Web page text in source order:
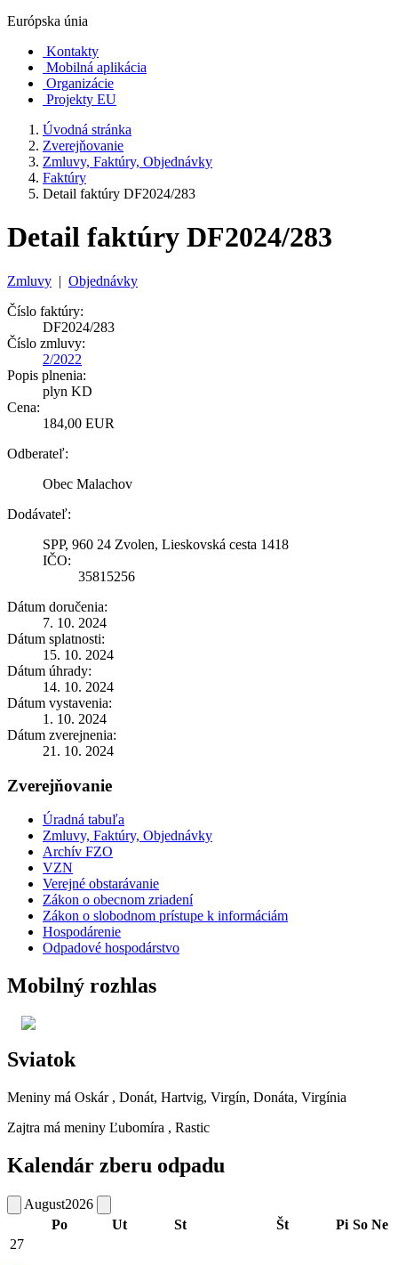
Európska únia
Kontakty
Mobilná aplikácia
Organizácie
Projekty EU
Úvodná stránka
Zverejňovanie
Zmluvy, Faktúry, Objednávky
Faktúry
Detail faktúry DF2024/283
Detail faktúry DF2024/283
Zmluvy | Objednávky
Číslo faktúry:
DF2024/283
Číslo zmluvy:
2/2022
Popis plnenia:
plyn KD
Cena:
184,00 EUR
Odberateľ:
Obec Malachov
Dodávateľ:
SPP, 960 24 Zvolen, Lieskovská cesta 1418
IČO:
35815256
Dátum doručenia:
7. 10. 2024
Dátum splatnosti:
15. 10. 2024
Dátum úhrady:
14. 10. 2024
Dátum vystavenia:
1. 10. 2024
Dátum zverejnenia:
21. 10. 2024
Zverejňovanie
Úradná tabuľa
Zmluvy, Faktúry, Objednávky
Archív FZO
VZN
Verejné obstarávanie
Zákon o obecnom zriadení
Zákon o slobodnom prístupe k informáciám
Hospodárenie
Odpadové hospodárstvo
Mobilný rozhlas
Sviatok
Meniny má Oskár , Donát, Hartvig, Virgín, Donáta, Virgínia
Zajtra má meniny Ľubomíra , Rastic
Kalendár zberu odpadu
August2026
Po
Ut St Št Pi So Ne
27